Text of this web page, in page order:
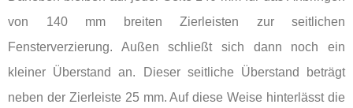
von 140 mm breiten Zierleisten zur seitlichen
Fensterverzierung. Außen schließt sich dann noch ein
kleiner Überstand an. Dieser seitliche Überstand beträgt
neben der Zierleiste 25 mm. Auf diese Weise hinterlässt die